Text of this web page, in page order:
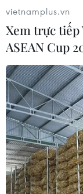
vietnamplus.vn
Xem trực
ASEAN Cup